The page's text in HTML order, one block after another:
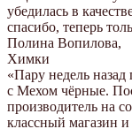
убедилась в
спасибо, теперь
Полина Вопилова,
Химки
«Пару недель
с Мехом чёрные.
производитель на
классный магазин